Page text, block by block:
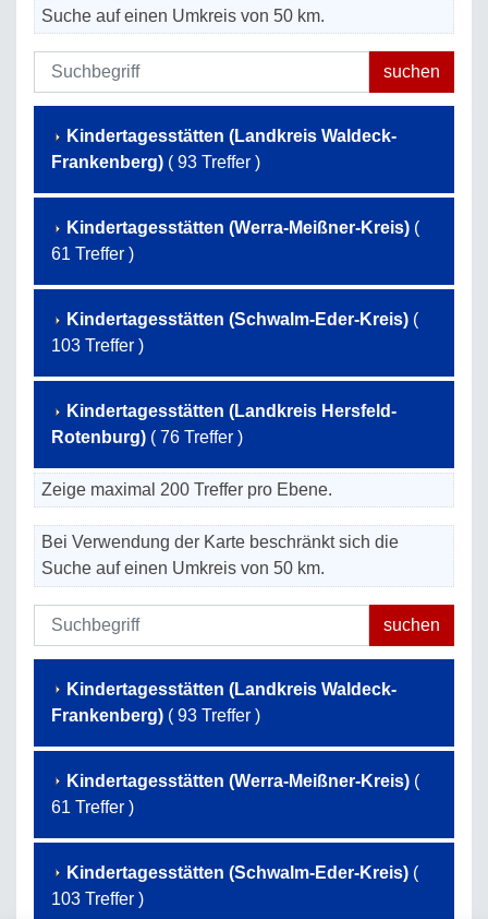
Suche auf einen Umkreis von 50 km.
Kindertagesstätten (Landkreis Waldeck-
Frankenberg) ( 93 Treffer )
Kindertagesstätten (Werra-Meißner-Kreis) (
61 Treffer )
Kindertagesstätten (Schwalm-Eder-Kreis) (
103 Treffer )
Kindertagesstätten (Landkreis Hersfeld-
Rotenburg) ( 76 Treffer )
Zeige maximal 200 Treffer pro Ebene.
Bei Verwendung der Karte beschränkt sich die
Suche auf einen Umkreis von 50 km.
Kindertagesstätten (Landkreis Waldeck-
Frankenberg) ( 93 Treffer )
Kindertagesstätten (Werra-Meißner-Kreis) (
61 Treffer )
Kindertagesstätten (Schwalm-Eder-Kreis) (
103 Treffer )